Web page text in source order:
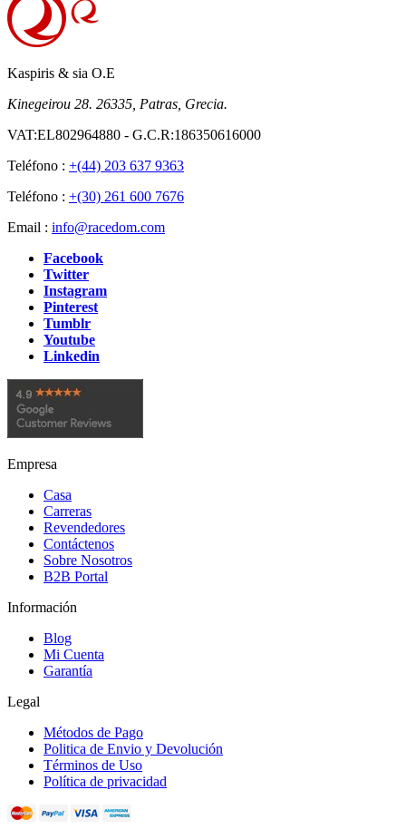
Kaspiris & sia O.E
Kinegeirou 28. 26335, Patras, Grecia.
VAT:EL802964880 - G.C.R:186350616000
Teléfono : +(44) 203 637 9363
Teléfono : +(30) 261 600 7676
Email : info@racedom.com
Facebook
Twitter
Instagram
Pinterest
Tumblr
Youtube
Linkedin
Empresa
Casa
Carreras
Revendedores
Contáctenos
Sobre Nosotros
B2B Portal
Información
Blog
Mi Cuenta
Garantía
Legal
Métodos de Pago
Politica de Envio y Devolución
Términos de Uso
Política de privacidad